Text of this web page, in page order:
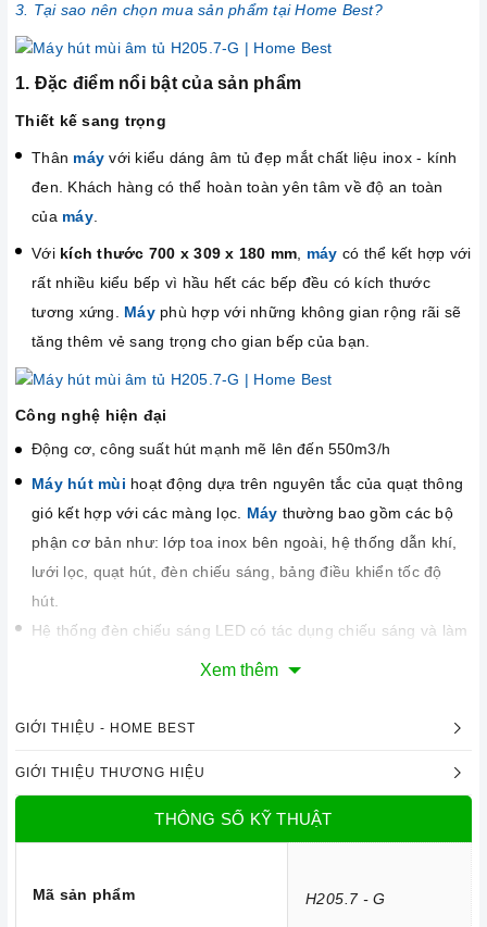
3. Tại sao nên chọn mua sản phẩm tại Home Best?
1. Đặc điểm nổi bật của sản phẩm
Thiết kế sang trọng
Thân máy với kiểu dáng âm tủ đẹp mắt chất liệu inox - kính
đen. Khách hàng có thể hoàn toàn yên tâm về độ an toàn
của máy.
Với kích thước 700 x 309 x 180 mm máy có thể kết hợp với
rất nhiều kiểu bếp vì hầu hết các bếp đều có kích thước
tương xứng. Máyphù hợp với những không gian rộng rãi sẽ
tăng thêm vẻ sang trọng cho gian bếp của bạn.
Công nghệ hiện đại
Động cơ, công suất hút mạnh mẽ lên đến 550m3/h
Máy hút mùi hoạt động dựa trên nguyên tắc của quạt thông
gió kết hợp với các màng lọc. Máy thường bao gồm các bộ
phận cơ bản như: lớp toa inox bên ngoài, hệ thống dẫn khí,
lưới lọc, quạt hút, đèn chiếu sáng, bảng điều khiển tốc độ
hút.
Hệ thống đèn chiếu sáng LED có tác dụng chiếu sáng và làm
cho công việc nấu ăn thêm thuận lợi.
Máysử dụng phương pháp hút mùi trực tiếp tức mùi được
năng khử mùi bằng than hoạt tính sẽ giúp cho không khí
trong phòng bếp luôn sạch sẽ. Cách thức này sẽ giúp
hiệu quả tới 100% và mùi sẽ được đẩy hoàn toàn ra ngoài
Độ ồn tối đa của
ở mức thấp rất êm không ảnh hưởng
Xem thêm
GIỚI THIỆU - HOME BEST
GIỚI THIỆU THƯƠNG HIỆU
THÔNG SỐ KỸ THUẬT
Mã sản phẩm H205.7 - G